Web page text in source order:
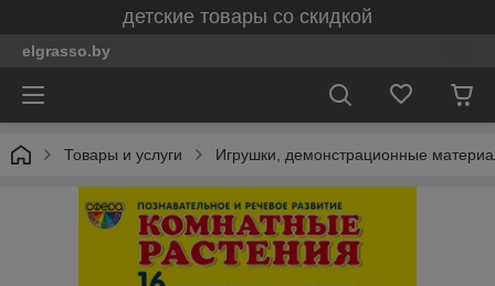
детские товары со скидкой
elgrasso.by
Товары и услуги Игрушки, демонстрационные